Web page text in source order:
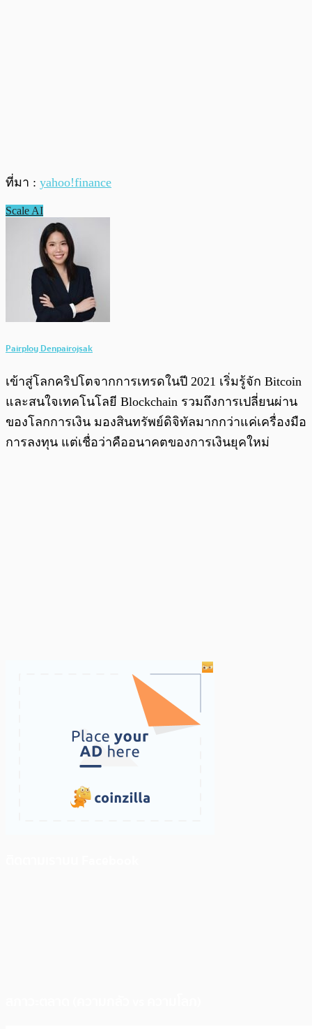
ที่มา : yahoo!finance
Scale AI
Pairploy Denpairojsak
เข้าสู่โลกคริปโตจากการเทรดในปี 2021 เริ่มรู้จัก Bitcoin
และสนใจเทคโนโลยี Blockchain รวมถึงการเปลี่ยนผ่าน
ของโลกการเงิน มองสินทรัพย์ดิจิทัลมากกว่าแค่เครื่องมือ
การลงทุน แต่เชื่อว่าคืออนาคตของการเงินยุคใหม่